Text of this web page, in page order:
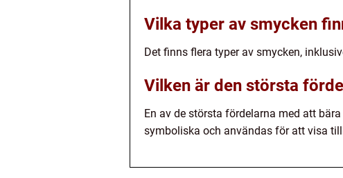
Vilka typer av smycken
Det finns flera typer av smycken,
Vilken är den största
En av de största fördelarna med att
symboliska och användas för att visa